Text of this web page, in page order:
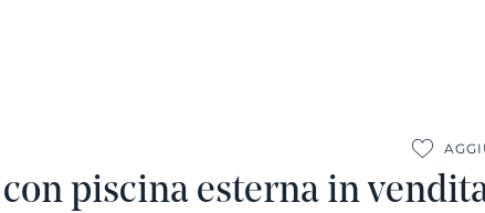
piscina esterna in